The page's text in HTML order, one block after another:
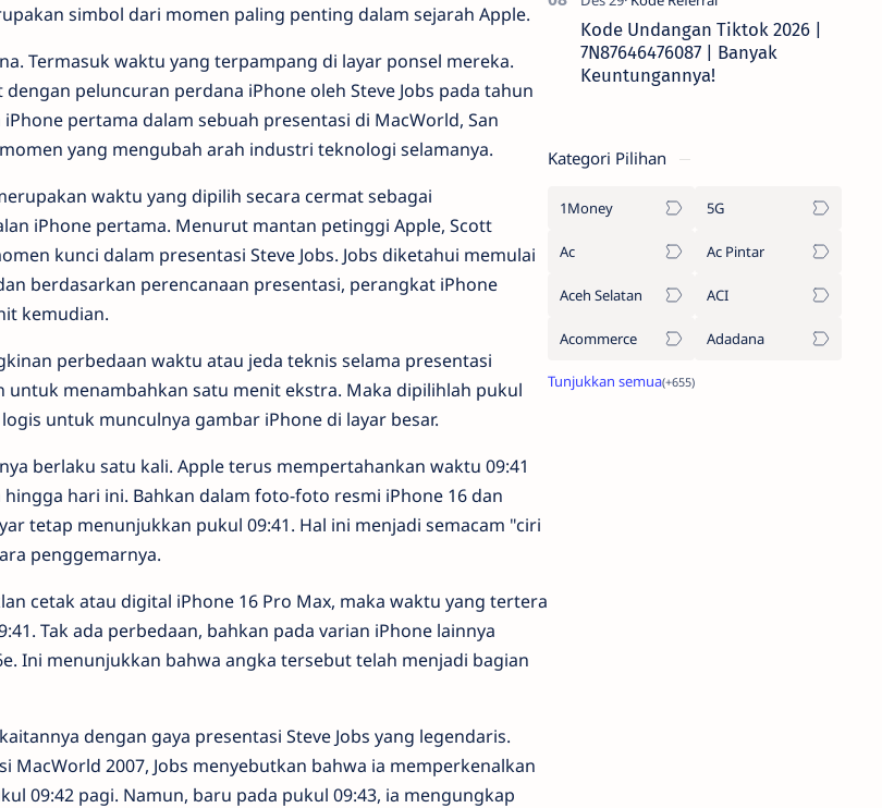
simbol dari momen paling penting dalam sejarah Apple.
Termasuk waktu yang terpampang di layar ponsel mereka.
peluncuran perdana iPhone oleh Steve Jobs pada tahun
pertama dalam sebuah presentasi di MacWorld, San
yang mengubah arah industri teknologi selamanya.
waktu yang dipilih secara cermat sebagai
iPhone pertama. Menurut mantan petinggi Apple, Scott
kunci dalam presentasi Steve Jobs. Jobs diketahui memulai
berdasarkan perencanaan presentasi, perangkat iPhone
kemudian.
perbedaan waktu atau jeda teknis selama presentasi
menambahkan satu menit ekstra. Maka dipilihlah pukul
untuk munculnya gambar iPhone di layar besar.
berlaku satu kali. Apple terus mempertahankan waktu 09:41
hari ini. Bahkan dalam foto-foto resmi iPhone 16 dan
tetap menunjukkan pukul 09:41. Hal ini menjadi semacam "ciri
penggemarnya.
cetak atau digital iPhone 16 Pro Max, maka waktu yang tertera
Tak ada perbedaan, bahkan pada varian iPhone lainnya
Ini menunjukkan bahwa angka tersebut telah menjadi bagian
dengan gaya presentasi Steve Jobs yang legendaris.
MacWorld 2007, Jobs menyebutkan bahwa ia memperkenalkan
09:42 pagi. Namun, baru pada pukul 09:43, ia mengungkap
Kode Undangan Tiktok 2026 |
7N87646476087 | Banyak
Keuntungannya!
Kategori Pilihan
1Money 5G
Ac Ac Pintar
Aceh Selatan ACI
Acommerce Adadana